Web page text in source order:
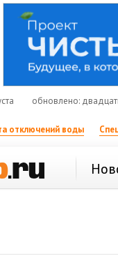
обновлено:
отключений воды